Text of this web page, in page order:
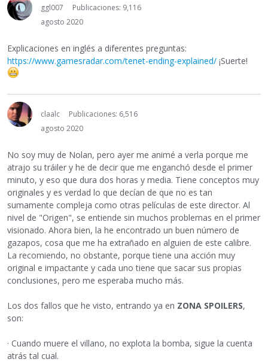
ggl007
Publicaciones: 9,116
agosto 2020
Explicaciones en inglés a diferentes preguntas:
https://www.gamesradar.com/tenet-ending-explained/ ¡Suerte!
claalc
Publicaciones: 6,516
agosto 2020
No soy muy de Nolan, pero ayer me animé a verla porque me
atrajo su tráiler y he de decir que me enganchó desde el primer
minuto, y eso que dura dos horas y media. Tiene conceptos muy
originales y es verdad lo que decían de que no es tan
sumamente compleja como otras películas de este director. Al
nivel de "Origen", se entiende sin muchos problemas en el primer
visionado. Ahora bien, la he encontrado un buen número de
gazapos, cosa que me ha extrañado en alguien de este calibre.
La recomiendo, no obstante, porque tiene una acción muy
original e impactante y cada uno tiene que sacar sus propias
conclusiones, pero me esperaba mucho más.
Los dos fallos que he visto, entrando ya en ZONA SPOILERS,
son:
· Cuando muere el villano, no explota la bomba, sigue la cuenta
atrás tal cual.